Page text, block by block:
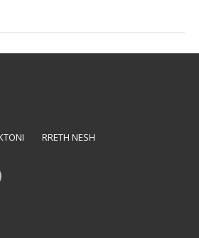
RRETH NESH